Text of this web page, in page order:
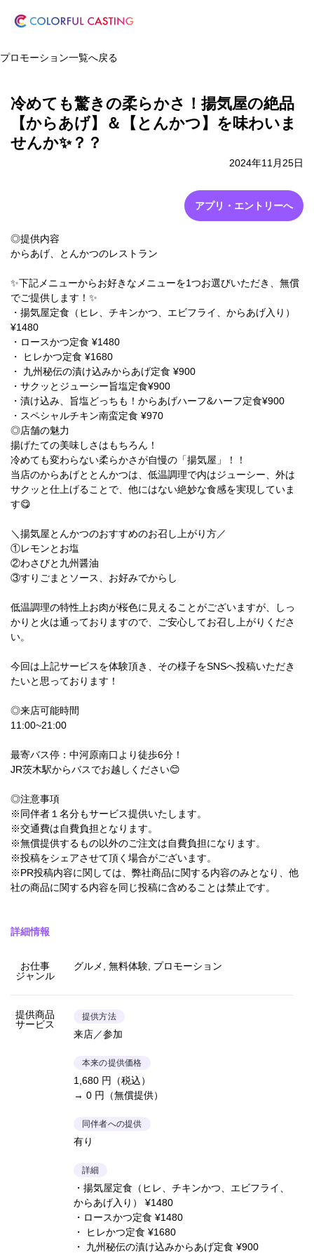
プロモーション一覧へ戻る
冷めても驚きの柔らかさ！揚気屋の絶品
【からあげ】＆【とんかつ】を味わいま
せんか✨？？
2024年11月25日
アプリ・エントリーへ
◎提供内容
からあげ、とんかつのレストラン
✨下記メニューからお好きなメニューを1つお選びいただき、無償
でご提供します！✨
・揚気屋定食（ヒレ、チキンかつ、エビフライ、からあげ入り）
¥1480
・ロースかつ定食 ¥1480
・ ヒレかつ定食 ¥1680
・ 九州秘伝の漬け込みからあげ定食 ¥900
・サクッとジューシー旨塩定食¥900
・漬け込み、旨塩どっちも！からあげハーフ&ハーフ定食¥900
・スペシャルチキン南蛮定食 ¥970
◎店舗の魅力
揚げたての美味しさはもちろん！
冷めても変わらない柔らかさが自慢の「揚気屋」！！
当店のからあげととんかつは、低温調理で内はジューシー、外は
サクッと仕上げることで、他にはない絶妙な食感を実現していま
す😋
＼揚気屋とんかつのおすすめのお召し上がり方／
①レモンとお塩
②わさびと九州醤油
③すりごまとソース、お好みでからし
低温調理の特性上お肉が桜色に見えることがございますが、しっ
かりと火は通っておりますので、ご安心してお召し上がりくださ
い。
今回は上記サービスを体験頂き、その様子をSNSへ投稿いただき
たいと思っております！
◎来店可能時間
11:00~21:00
最寄バス停：中河原南口より徒歩6分！
JR茨木駅からバスでお越しください😊
◎注意事項
※同伴者１名分もサービス提供いたします。
※交通費は自費負担となります。
※無償提供するもの以外のご注文は自費負担になります。
※投稿をシェアさせて頂く場合がございます。
※PR投稿内容に関しては、弊社商品に関する内容のみとなり、他
社の商品に関する内容を同じ投稿に含めることは禁止です。
詳細情報
お仕事
ジャンル
グルメ, 無料体験, プロモーション
提供商品
サービス
提供方法
来店／参加
本来の提供価格
1,680 円（税込）
→ 0 円（無償提供）
同伴者への提供
有り
詳細
・揚気屋定食（ヒレ、チキンかつ、エビフライ、
からあげ入り） ¥1480
・ロースかつ定食 ¥1480
・ ヒレかつ定食 ¥1680
・ 九州秘伝の漬け込みからあげ定食 ¥900